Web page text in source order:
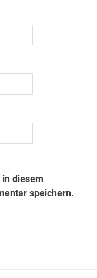
diesem
speichern.